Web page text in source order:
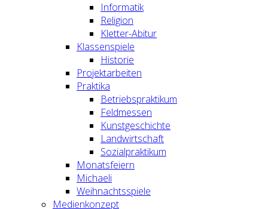
Informatik
Religion
Kletter-Abitur
Klassenspiele
Historie
Projektarbeiten
Praktika
Betriebspraktikum
Feldmessen
Kunstgeschichte
Landwirtschaft
Sozialpraktikum
Monatsfeiern
Michaeli
Weihnachtsspiele
Medienkonzept